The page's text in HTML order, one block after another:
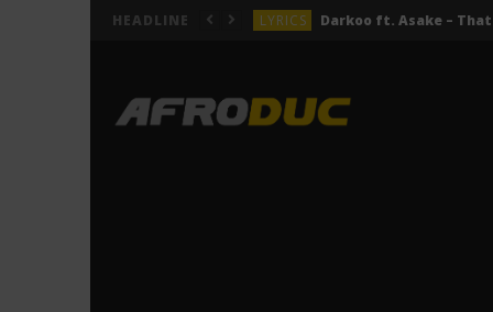
HEADLINE LYRICS
ACTUALITÉS